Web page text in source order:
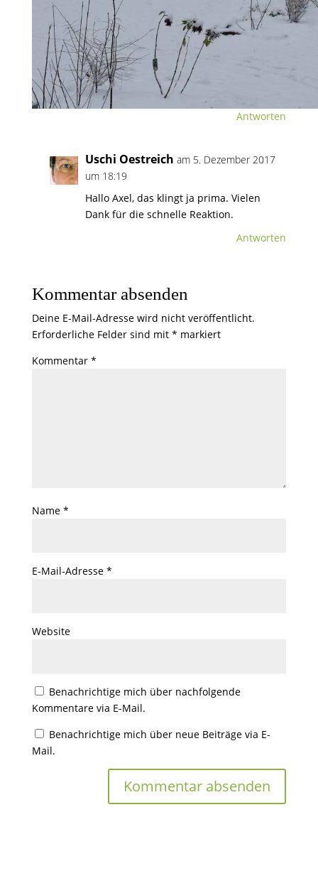
Axel Burisch
am 5. Dezember 2017 um 18:16
Hallo ich konnte einen LKW vom Bauhof
abfangen und somit wurde der
Heckenschnitt gleich aufs Gelände des
Bürgergarten transportiert. Danke an den
Idsteiner Bauhof.
Antworten
Uschi Oestreich am 5. Dezember 2017
um 18:19
Hallo Axel, das klingt ja prima. Vielen
Dank für die schnelle Reaktion.
Antworten
Kommentar absenden
Deine E-Mail-Adresse wird nicht veröffentlicht.
Erforderliche Felder sind mit * markiert
Kommentar *
Name *
E-Mail-Adresse *
Website
Benachrichtige mich über nachfolgende
Kommentare via E-Mail.
Benachrichtige mich über neue Beiträge via E-
Mail.